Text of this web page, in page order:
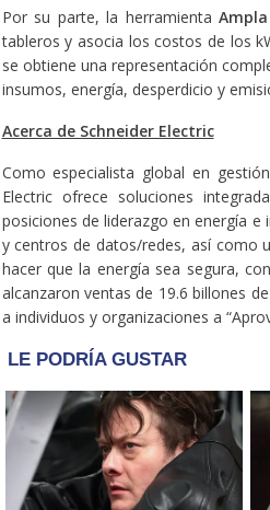
Por su parte, la herramienta
tableros y asocia los costos de los
se obtiene una representación
insumos, energía, desperdicio y
Acerca de Schneider Electric
Como especialista global en
Electric ofrece soluciones
posiciones de liderazgo en energía
y centros de datos/redes, así como
hacer que la energía sea segura,
alcanzaron ventas de 19.6 billones
a individuos y organizaciones a